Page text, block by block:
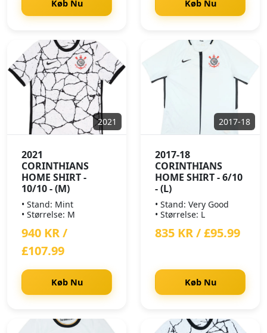
Køb Nu Køb Nu
2021
2021
CORINTHIANS
HOME SHIRT -
10/10 - (M)
• Stand: Mint
• Størrelse: M
940 KR /
£107.99
Køb Nu
2017-18
2017-18
CORINTHIANS
HOME SHIRT - 6/10
- (L)
• Stand: Very Good
• Størrelse: L
835 KR / £95.99
Køb Nu